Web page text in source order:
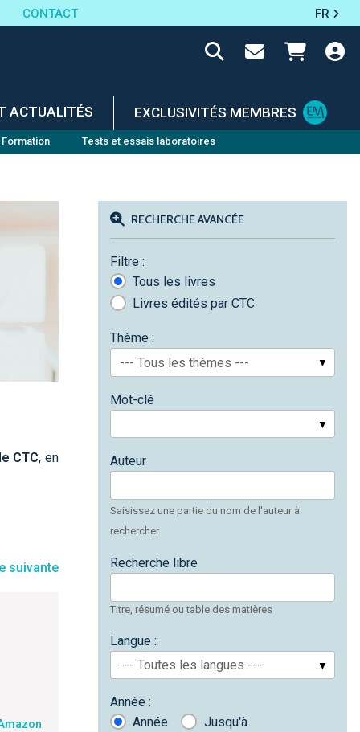
CONTACT FR
ACTUALITÉS EXCLUSIVITÉS MEMBRES
Formation Tests et essais laboratoires
CTC, en
RECHERCHE AVANCÉE
Filtre :
Tous les livres
Livres édités par CTC
Thème :
--- Tous les thèmes ---
Mot-clé
Auteur
Saisissez une partie du nom de l'auteur à
rechercher
Recherche libre
Titre, résumé ou table des matières
Langue :
--- Toutes les langues ---
Année :
Année
Jusqu'à